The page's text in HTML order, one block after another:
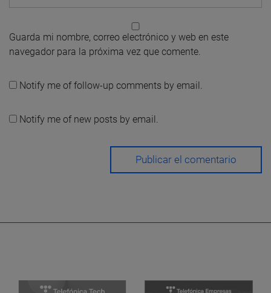
Guarda mi nombre, correo electrónico y web en este
navegador para la próxima vez que comente.
Notify me of follow-up comments by email.
Notify me of new posts by email.